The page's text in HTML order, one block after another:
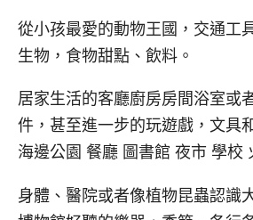
從小孩最愛的動物王國，交通工
生物，食物甜點、飲料。
居家生活的客廳廚房房間浴室或
件，甚至進一步的玩遊戲，文具
海邊公園 餐廳 圖書館 夜市 學校
身體、醫院或者像植物昆蟲認識